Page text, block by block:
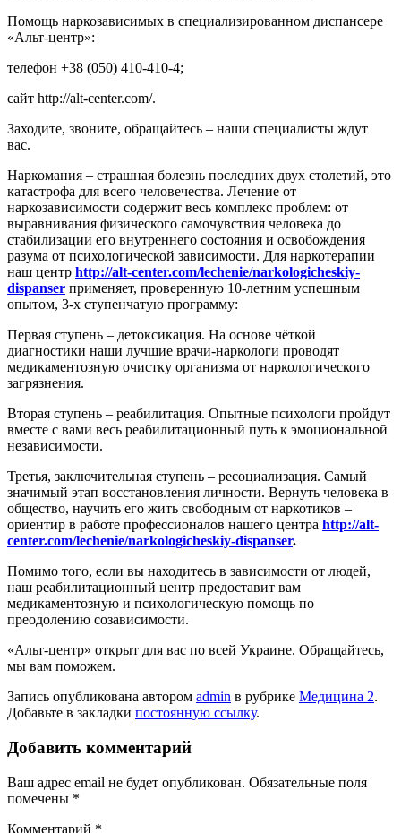
Помощь наркозависимых в специализированном диспансере
«Альт-центр»:
телефон +38 (050) 410-410-4;
сайт http://alt-center.com/.
Заходите, звоните, обращайтесь – наши специалисты ждут
вас.
Наркомания – страшная болезнь последних двух столетий, это
катастрофа для всего человечества. Лечение от
наркозависимости содержит весь комплекс проблем: от
выравнивания физического самочувствия человека до
стабилизации его внутреннего состояния и освобождения
разума от психологической зависимости. Для наркотерапии
наш центр http://alt-center.com/lechenie/narkologicheskiy-
dispanser применяет, проверенную 10-летним успешным
опытом, 3-х ступенчатую программу:
Первая ступень – детоксикация. На основе чёткой
диагностики наши лучшие врачи-наркологи проводят
медикаментозную очистку организма от наркологического
загрязнения.
Вторая ступень – реабилитация. Опытные психологи пройдут
вместе с вами весь реабилитационный путь к эмоциональной
независимости.
Третья, заключительная ступень – ресоциализация. Самый
значимый этап восстановления личности. Вернуть человека в
общество, научить его жить свободным от наркотиков –
ориентир в работе профессионалов нашего центра http://alt-
center.com/lechenie/narkologicheskiy-dispanser.
Помимо того, если вы находитесь в зависимости от людей,
наш реабилитационный центр предоставит вам
медикаментозную и психологическую помощь по
преодолению созависимости.
«Альт-центр» открыт для вас по всей Украине. Обращайтесь,
мы вам поможем.
Запись опубликована автором admin в рубрике Медицина 2.
Добавьте в закладки постоянную ссылку.
Добавить комментарий
Ваш адрес email не будет опубликован. Обязательные поля
помечены *
Комментарий *